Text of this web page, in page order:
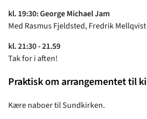
kl. 19:30: George Michael Jam
Med Rasmus Fjeldsted, Fredrik
kl. 21:30 - 21.59
Tak for i aften!
Praktisk om arrangementet til
Kære naboer til Sundkirken.